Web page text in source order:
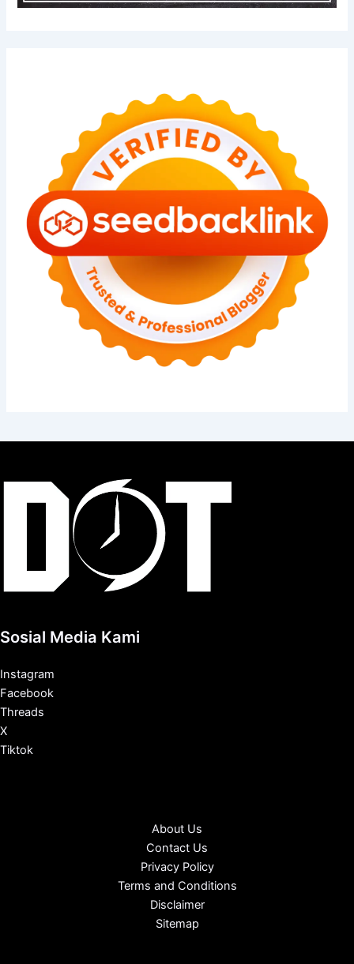
Sosial Media Kami
Instagram
Facebook
Threads
X
Tiktok
About Us
Contact Us
Privacy Policy
Terms and Conditions
Disclaimer
Sitemap